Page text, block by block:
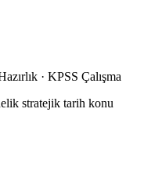
· KPSS Çalışma
stratejik tarih konu